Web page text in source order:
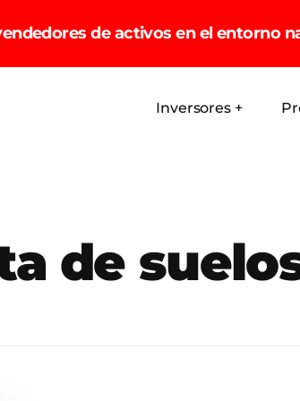
de activos en el entorno
Inversores +
de